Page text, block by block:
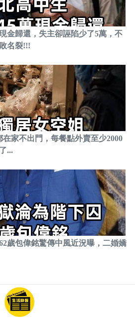
金歸還，失主卻誣陷少了5萬，不
名裂!!!
家不出門，每餐點外賣至少2000
...
歲包偉銘驚傳中風近況曝，二婚嬌